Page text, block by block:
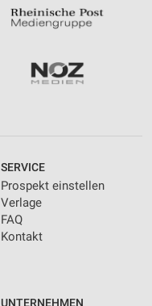
SERVICE
Prospekt einstellen
Verlage
FAQ
Kontakt
UNTERNEHMEN